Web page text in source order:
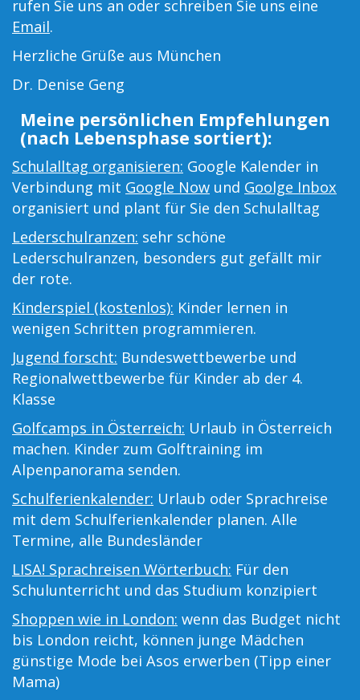
rufen Sie uns an oder schreiben Sie uns eine
Email.
Herzliche Grüße aus München
Dr. Denise Geng
Meine persönlichen Empfehlungen
(nach Lebensphase sortiert):
Schulalltag organisieren: Google Kalender in
Verbindung mit Google Now und Goolge Inbox
organisiert und plant für Sie den Schulalltag
Lederschulranzen: sehr schöne
Lederschulranzen, besonders gut gefällt mir
der rote.
Kinderspiel (kostenlos): Kinder lernen in
wenigen Schritten programmieren.
Jugend forscht: Bundeswettbewerbe und
Regionalwettbewerbe für Kinder ab der 4.
Klasse
Golfcamps in Österreich: Urlaub in Österreich
machen. Kinder zum Golftraining im
Alpenpanorama senden.
Schulferienkalender: Urlaub oder Sprachreise
mit dem Schulferienkalender planen. Alle
Termine, alle Bundesländer
LISA! Sprachreisen Wörterbuch: Für den
Schulunterricht und das Studium konzipiert
Shoppen wie in London: wenn das Budget nicht
bis London reicht, können junge Mädchen
günstige Mode bei Asos erwerben (Tipp einer
Mama)